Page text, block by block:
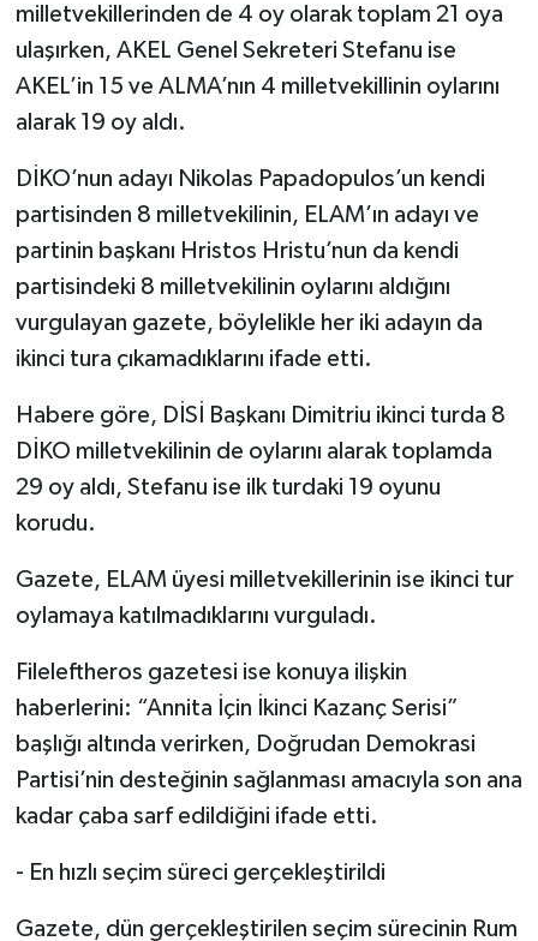
milletvekillerinden de 4 oy olarak toplam 21 oya
ulaşırken, AKEL Genel Sekreteri Stefanu ise
AKEL’in 15 ve ALMA’nın 4 milletvekillinin oylarını
alarak 19 oy aldı.
DİKO’nun adayı Nikolas Papadopulos’un kendi
partisinden 8 milletvekilinin, ELAM’ın adayı ve
partinin başkanı Hristos Hristu’nun da kendi
partisindeki 8 milletvekilinin oylarını aldığını
vurgulayan gazete, böylelikle her iki adayın da
ikinci tura çıkamadıklarını ifade etti.
Habere göre, DİSİ Başkanı Dimitriu ikinci turda 8
DİKO milletvekilinin de oylarını alarak toplamda
29 oy aldı, Stefanu ise ilk turdaki 19 oyunu
korudu.
Gazete, ELAM üyesi milletvekillerinin ise ikinci tur
oylamaya katılmadıklarını vurguladı.
Fileleftheros gazetesi ise konuya ilişkin
haberlerini: “Annita İçin İkinci Kazanç Serisi”
başlığı altında verirken, Doğrudan Demokrasi
Partisi’nin desteğinin sağlanması amacıyla son ana
kadar çaba sarf edildiğini ifade etti.
- En hızlı seçim süreci gerçekleştirildi
Gazete, dün gerçekleştirilen seçim sürecinin Rum